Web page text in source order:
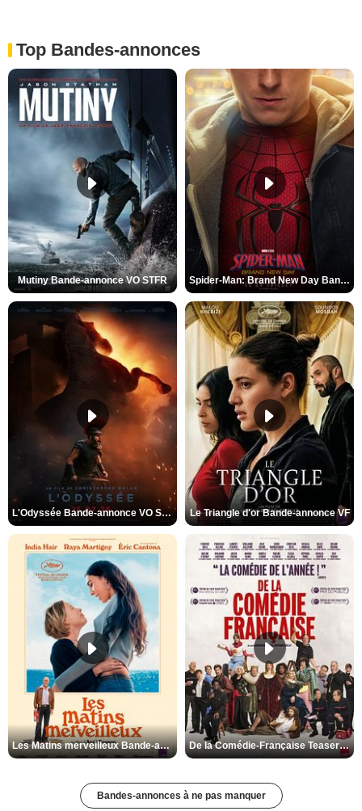
Top Bandes-annonces
Mutiny Bande-annonce VO STFR Spider-Man: Brand New Day Bande-annonce VO STFR
L'Odyssée Bande-annonce VO STFR Le Triangle d'or Bande-annonce VF
Les Matins merveilleux Bande-annonce VF De la Comédie-Française Teaser VF
Bandes-annonces à ne pas manquer